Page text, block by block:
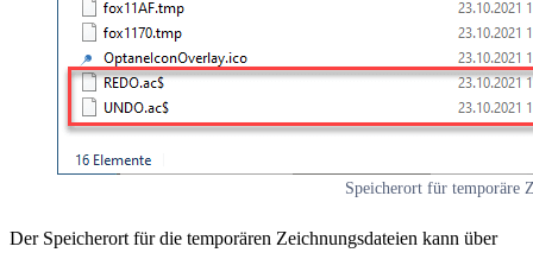
Speicherort für temporäre
Der Speicherort für die temporären Zeichnungsdateien kann über